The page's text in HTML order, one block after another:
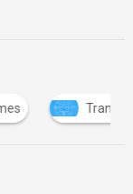
Transformación